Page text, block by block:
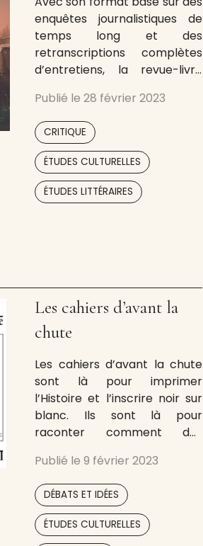
enquêtes journalistiques de
temps long et des
retranscriptions complètes
d’entretiens, la revue-livre
le monde de demain.
L’objectif : vous apporter une
multitude de regards et de
clés de compréhension sur
les futurs possibles, pour
mieux saisir les enjeux actuels
qui traversent nos sociétés.
Publié le 28 février 2023
CRITIQUE
ÉTUDES CULTURELLES
ÉTUDES LITTÉRAIRES
Les cahiers d’avant la
chute
Les cahiers d’avant la chute
sont là pour imprimer
l’Histoire et l’inscrire noir sur
blanc. Ils sont là pour
raconter comment des
sont levés un jour pour dire
non à la tyrannie, à
l’oppression, à l’humiliation et
à l’injustice. Comme dans les
films, mais là pour de bon, la
Publié le 9 février 2023
DÉBATS ET IDÉES
ÉTUDES CULTURELLES